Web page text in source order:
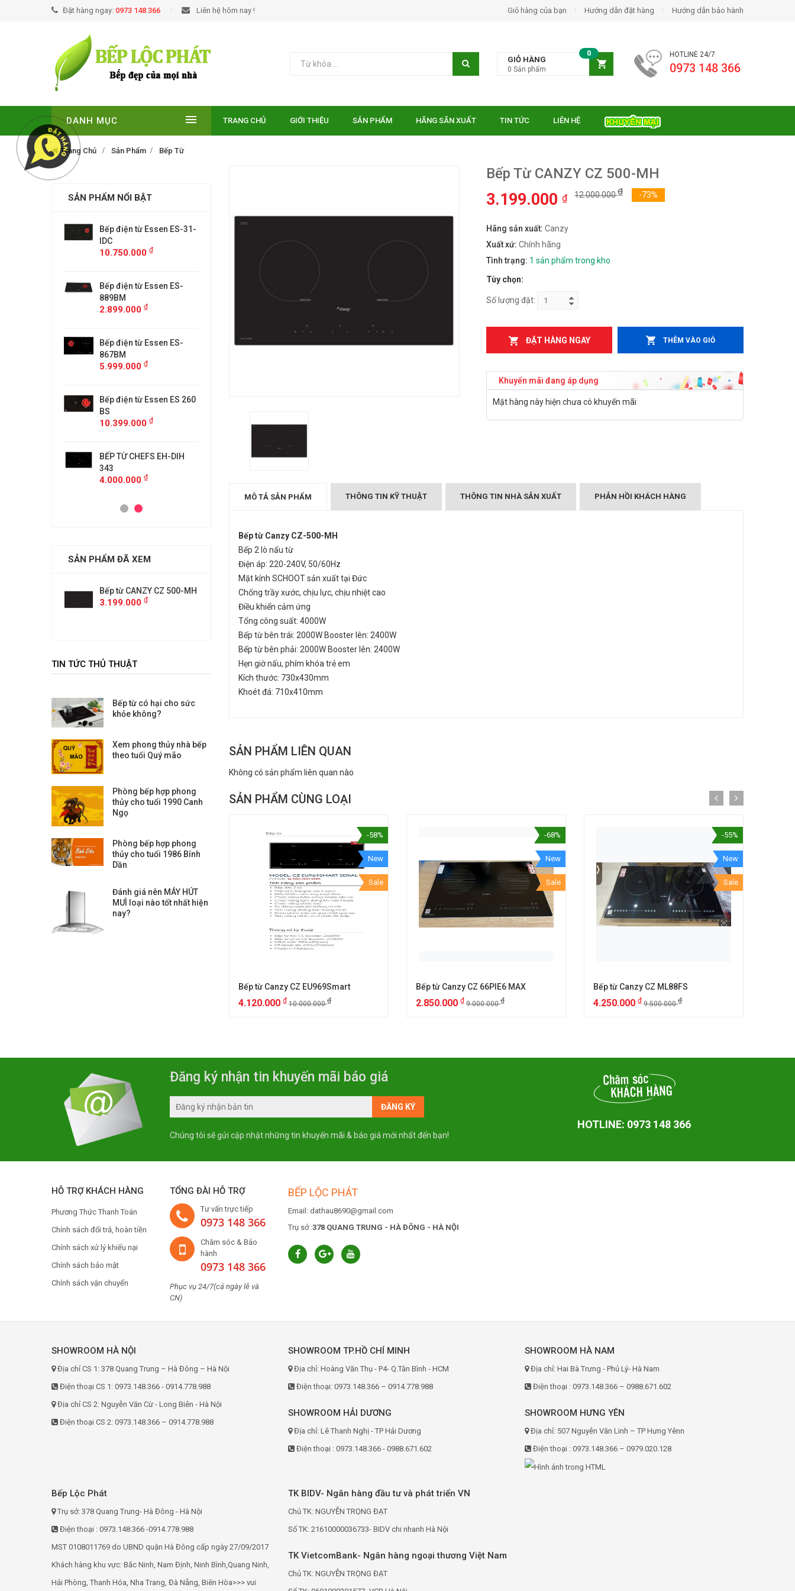
Đặt hàng ngay: 0973 148 366 Liên hệ hôm nay ! Giỏ hàng của bạn Hướng dẫn đặt hàng Hướng dẫn bảo hành
HOTLINE 24/7
0973 148 366
GIỎ HÀNG
0
0 Sản phẩm
DANH MỤC TRANG CHỦ GIỚI THIỆU SẢN PHẨM HÃNG SÃN XUẤT TIN TỨC LIÊN HỆ
Trang Chủ Sản Phẩm Bếp Từ
Bếp Từ CANZY CZ 500-MH
3.199.000 ₫ 12.000.000₫ -73%
Hãng sản xuất: Canzy
Xuất xứ: Chính hãng
Tình trạng: 1 sản phẩm trong kho
Tùy chọn:
Số lượng đặt:
ĐẶT HÀNG NGAY THÊM VÀO GIỎ
Khuyến mãi đang áp dụng
Mặt hàng này hiện chưa có khuyến mãi
MÔ TẢ SẢN PHẨM THÔNG TIN KỸ THUẬT THÔNG TIN NHÀ SẢN XUẤT PHẢN HỒI KHÁCH HÀNG
Bếp từ Canzy CZ-500-MH
Bếp 2 lò nấu từ
Điện áp: 220-240V, 50/60Hz
Mặt kính SCHOOT sản xuất tại Đức
Chống trầy xước, chịu lực, chịu nhiệt cao
Điều khiển cảm ứng
Tổng công suất: 4000W
Bếp từ bên trái: 2000W Booster lên: 2400W
Bếp từ bên phải: 2000W Booster lên: 2400W
Hẹn giờ nấu, phím khóa trẻ em
Kích thước: 730x430mm
Khoét đá: 710x410mm
SẢN PHẨM LIÊN QUAN
Không có sản phẩm liên quan nào
SẢN PHẨM CÙNG LOẠI
-58%
New
Sale
Bếp từ Canzy CZ EU969Smart
4.120.000 ₫ 10.000.000₫
-68%
New
Sale
Bếp từ Canzy CZ 66PIE6 MAX
2.850.000 ₫ 9.000.000₫
-55%
New
Sale
Bếp từ Canzy CZ ML88FS
4.250.000 ₫ 9.500.000₫
SẢN PHẨM NỔI BẬT
Bếp điện từ Essen ES-31-
IDC
10.750.000 ₫
Bếp điện từ Essen ES-
889BM
2.899.000 ₫
Bếp điện từ Essen ES-
867BM
5.999.000 ₫
Bếp điện từ Essen ES 260
BS
10.399.000 ₫
BẾP TỪ CHEFS EH-DIH
343
4.000.000 ₫
9.299.000
FS218CIH
MÁY HÚT MÙI KÍNH CONG
Bếp Từ Midea 2ST-3304
3.299.000
10.750.000 ₫
Bếp điện từ Essen ES-
889BM
Bếp điện từ Essen ES-
SẢN PHẨM ĐÃ XEM
Bếp từ CANZY CZ 500-MH
3.199.000 ₫
Bếp từ CANZY CZ 500-MH
3.199.000
Bếp từ CANZY CZ 500-MH
TIN TỨC THỦ THUẬT
Bếp từ có hại cho sức
khỏe không?
Xem phong thủy nhà bếp
theo tuổi Quý mão
Phòng bếp hợp phong
thủy cho tuổi 1990 Canh
Ngọ
Phòng bếp hợp phong
thủy cho tuổi 1986 Bính
Dần
Đánh giá nên MÁY HÚT
MUÌ loại nào tốt nhất hiện
nay?
Đăng ký nhận tin khuyến mãi báo giá
Chúng tôi sẽ gửi cập nhật những tin khuyến mãi & báo giá mới nhất đến bạn!
HOTLINE: 0973 148 366
HỖ TRỢ KHÁCH HÀNG
Phương Thức Thanh Toán
Chính sách đổi trả, hoàn tiền
Chính sách xử lý khiếu nại
Chính sách bảo mật
Chính sách vận chuyển
TỔNG ĐÀI HỖ TRỢ
Tư vấn trực tiếp
0973 148 366
Chăm sóc & Bảo
hành
0973 148 366
Phục vụ 24/7(cả ngày lễ và
CN)
BẾP LỘC PHÁT
Email: dathau8690@gmail.com
Trụ sở :378 QUANG TRUNG - HÀ ĐÔNG - HÀ NỘI
SHOWROOM HÀ NỘI
Địa chỉ CS 1: 378 Quang Trung – Hà Đông – Hà Nội
Điện thoại CS 1: 0973.148.366 - 0914.778.988
Địa chỉ CS 2: Nguyễn Văn Cừ - Long Biên - Hà Nội
Điện thoại CS 2: 0973.148.366 – 0914.778.988
SHOWROOM TP.HỒ CHÍ MINH
Địa chỉ: Hoàng Văn Thụ - P4- Q.Tân Bình - HCM
Điện thoại: 0973.148.366 – 0914.778.988
SHOWROOM HÀ NAM
Địa chỉ: Hai Bà Trưng - Phủ Lý- Hà Nam
Điện thoại : 0973.148.366 – 0988.671.602
SHOWROOM HẢI DƯƠNG
Địa chỉ: Lê Thanh Nghị - TP Hải Dương
Điện thoại : 0973.148.366 - 0988.671.602
SHOWROOM HƯNG YÊN
Địa chỉ: 507 Nguyễn Văn Linh – TP Hưng Yênn
Điện thoại : 0973.148.366 – 0979.020.128
Bếp Lộc Phát
Trụ sở: 378 Quang Trung- Hà Đông - Hà Nội
Điện thoại : 0973.148.366 -0914.778.988
MST 0108011769 do UBND quận Hà Đông cấp ngày 27/09/2017
Khách hàng khu vực: Bắc Ninh, Nam Định, Ninh Bình,Quang Ninh,
Hải Phòng, Thanh Hóa, Nha Trang, Đà Nẵng, Biên Hòa>>> vui
TK BIDV- Ngân hàng đầu tư và phát triển VN
Chủ TK: NGUYỄN TRỌNG ĐẠT
Số TK: 21610000036733- BIDV chi nhanh Hà Nội
TK VietcomBank- Ngân hàng ngoại thương Việt Nam
Chủ TK: NGUYỄN TRỌNG ĐẠT